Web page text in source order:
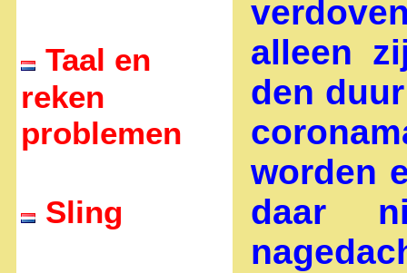
Taal en
reken
problemen
Sling
alleen
den
worden
daar